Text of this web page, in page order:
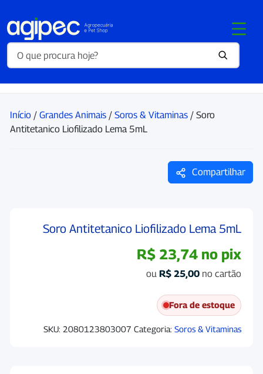
Início / Grandes Animais / Soros & Vitaminas / Soro
Antitetanico Liofilizado Lema 5mL
Compartilhar
Soro Antitetanico Liofilizado Lema 5mL
R$ 23,74 no pix
ou R$ 25,00 no cartão
Fora de estoque
SKU: 2080123803007 Categoria: Soros & Vitaminas